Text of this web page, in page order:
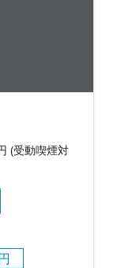
(受動喫煙対